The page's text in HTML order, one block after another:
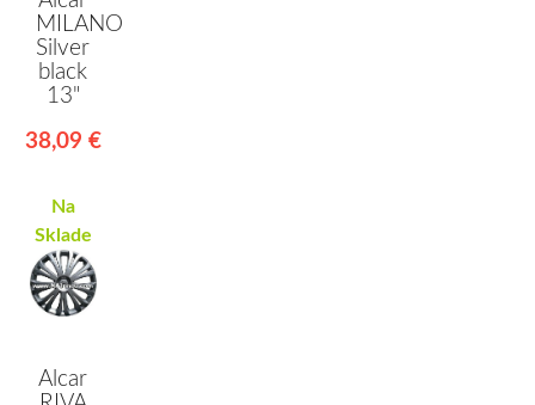
MILANO
Silver
black
13"
38,09 €
Na
Sklade
Alcar